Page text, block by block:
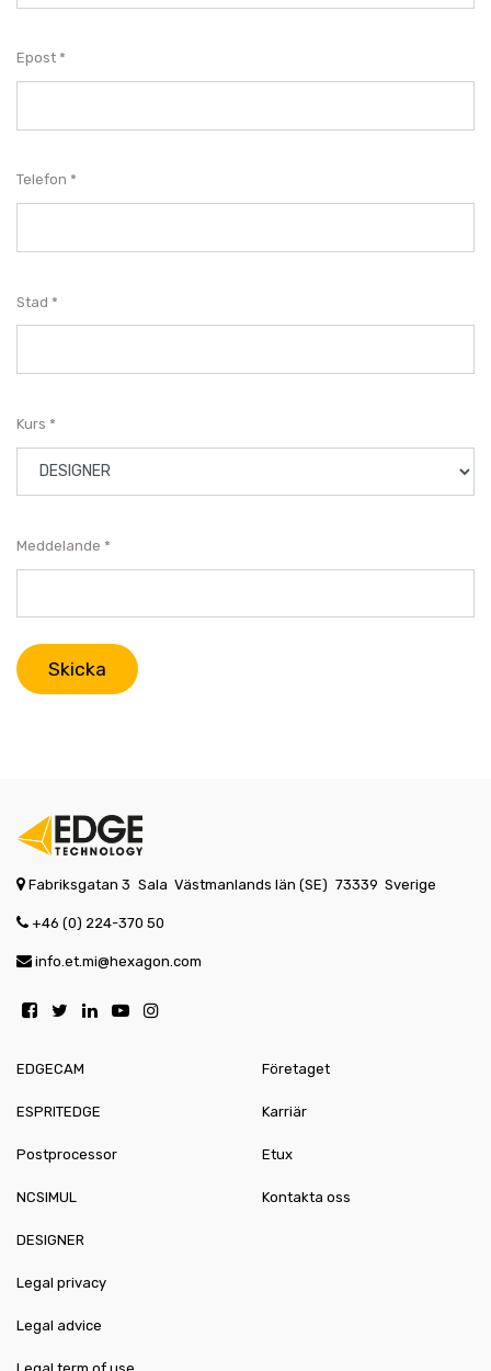
Epost
Telefon
Stad
Kurs
Meddelande
Skicka
Fabriksgatan 3 Sala Västmanlands län (SE) 73339 Sverige
+46 (0) 224-370 50
info.et.mi@hexagon.com
EDGECAM
ESPRITEDGE
Postprocessor
NCSIMUL
DESIGNER
Företaget
Karriär
Etux
Kontakta oss
Legal privacy
Legal advice